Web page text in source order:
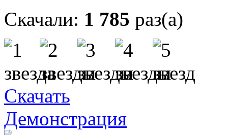
Скачали: 1 785 раз(а)
Скачать
Демонстрация